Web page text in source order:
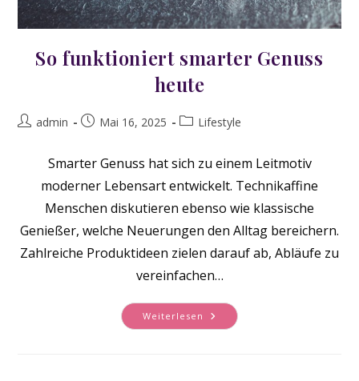
So funktioniert smarter Genuss
heute
Beitrags-
admin
BeitragMai 16, 2025
Beitrags-
Lifestyle
Smarter Genuss hat sich zu einem Leitmotiv
moderner Lebensart entwickelt. Technikaffine
Menschen diskutieren ebenso wie klassische
Genießer, welche Neuerungen den Alltag bereichern.
Zahlreiche Produktideen zielen darauf ab, Abläufe zu
vereinfachen…
Weiterlesen So
Funktioniert